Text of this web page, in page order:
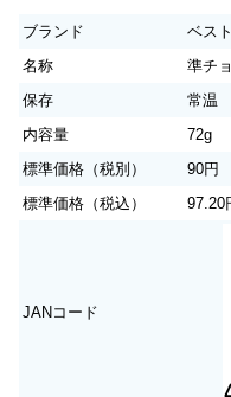
ブランド
ベス
名称
準チ
保存
常温
内容量
72g
標準価格（税別）
90円
標準価格（税込）
97.20
JANコード